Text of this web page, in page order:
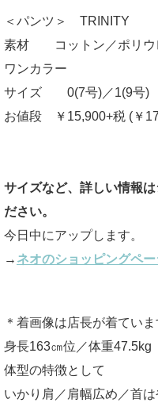
＜パンツ＞ TRINITY
素材 コットン／ポリウ
ワンカラー
サイズ 0(7号)／1(9号)
お値段 ￥15,900+税 (￥
サイズなど、詳しい情報
ださい。
今日中にアップします。
→ ネオのショッピングペー
＊着画像は店長が着ていま
身長163㎝位／体重47.5kg
体型の特徴として
いかり肩／肩幅広め／首